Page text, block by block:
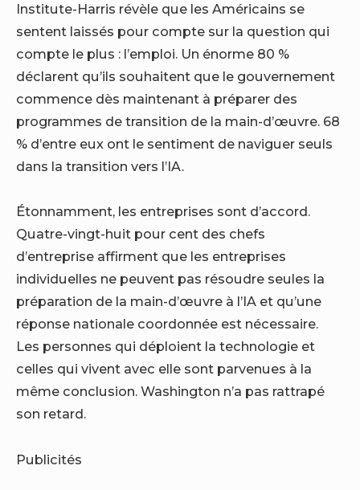
Institute-Harris révèle que les Américains se
sentent laissés pour compte sur la question qui
compte le plus : l’emploi. Un énorme 80 %
déclarent qu’ils souhaitent que le gouvernement
commence dès maintenant à préparer des
programmes de transition de la main-d’œuvre. 68
% d’entre eux ont le sentiment de naviguer seuls
dans la transition vers l’IA.
Étonnamment, les entreprises sont d’accord.
Quatre-vingt-huit pour cent des chefs
d’entreprise affirment que les entreprises
individuelles ne peuvent pas résoudre seules la
préparation de la main-d’œuvre à l’IA et qu’une
réponse nationale coordonnée est nécessaire.
Les personnes qui déploient la technologie et
celles qui vivent avec elle sont parvenues à la
même conclusion. Washington n’a pas rattrapé
son retard.
Publicités